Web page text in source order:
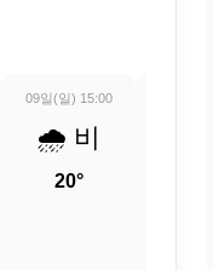
09일(일) 15:00
🌧️ 비
20°